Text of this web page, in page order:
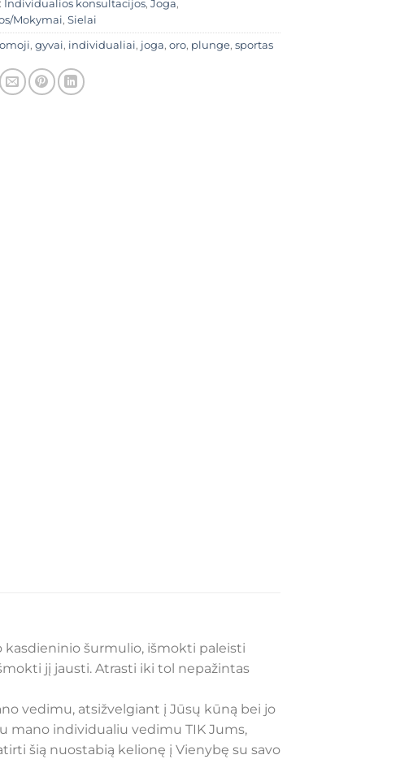
Individualios konsultacijos, Joga,
Mokymai, Sielai
, gyvai, individualiai, joga, oro, plunge, sportas
šurmulio, išmokti paleisti
jį jausti. Atrasti iki tol nepažintas
vedimu, atsižvelgiant į Jūsų kūną bei jo
mano individualiu vedimu TIK Jums,
šią nuostabią kelionę į Vienybę su savo